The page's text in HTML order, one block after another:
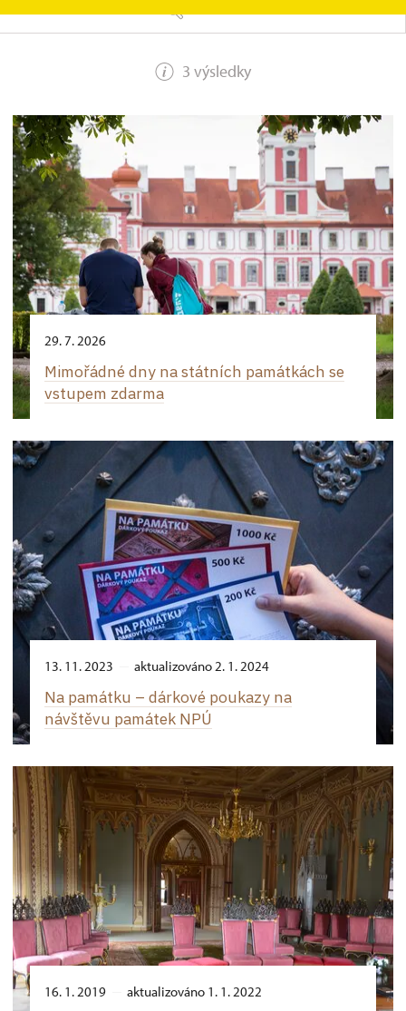
3 výsledky
29. 7. 2026
Mimořádné dny na státních památkách se
vstupem zdarma
13. 11. 2023 aktualizováno 2. 1. 2024
Na památku –⁠ dárkové poukazy na
návštěvu památek NPÚ
16. 1. 2019 aktualizováno 1. 1. 2022